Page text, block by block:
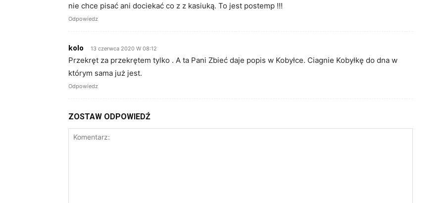
nie chce pisać ani dociekać co z z kasiuką. To jest postemp !!!
Odpowiedz
kolo 13 czerwca 2020 W 08:12
Przekręt za przekrętem tylko . A ta Pani Zbieć daje popis w Kobyłce. Ciagnie Kobyłkę do dna w
którym sama już jest.
Odpowiedz
ZOSTAW ODPOWIEDŹ